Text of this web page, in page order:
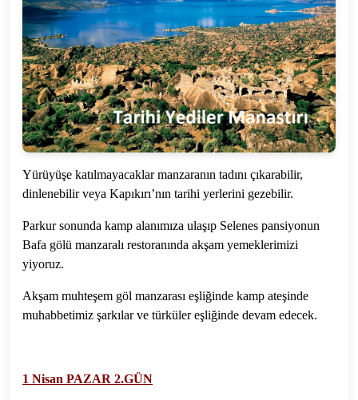
Yürüyüşe katılmayacaklar manzaranın tadını çıkarabilir,
dinlenebilir veya Kapıkırı’nın tarihi yerlerini gezebilir.
Parkur sonunda kamp alanımıza ulaşıp Selenes pansiyonun
Bafa gölü manzaralı restoranında akşam yemeklerimizi
yiyoruz.
Akşam muhteşem göl manzarası eşliğinde kamp ateşinde
muhabbetimiz şarkılar ve türküler eşliğinde devam edecek.
1 Nisan PAZAR 2.GÜN